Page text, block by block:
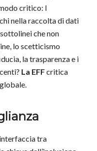
critico: I
nella raccolta di dati
che non
lo scetticismo
la trasparenza e i
La EFFcritica
tra